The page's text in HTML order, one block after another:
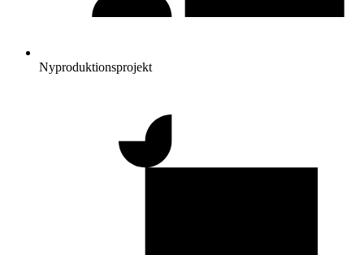
Nyproduktionsprojekt